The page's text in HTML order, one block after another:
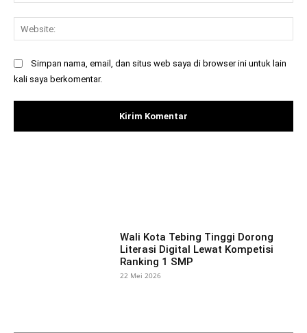
Simpan nama, email, dan situs web saya di browser ini untuk lain
kali saya berkomentar.
Wali Kota Tebing Tinggi Dorong
Literasi Digital Lewat Kompetisi
Ranking 1 SMP
22 Mei 2026